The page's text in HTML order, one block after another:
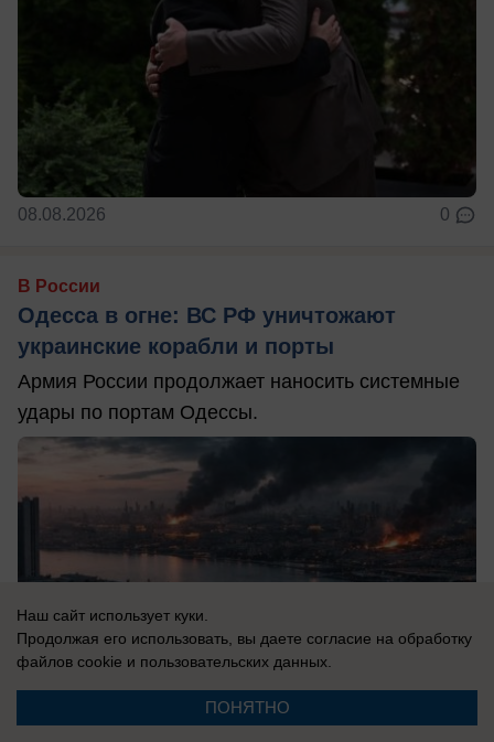
08.08.2026 0
В России
Одесса в огне: ВС РФ уничтожают
украинские корабли и порты
Армия России продолжает наносить системные
удары по портам Одессы.
Наш сайт использует куки.
Продолжая его использовать, вы даете согласие на обработку
файлов cookie и пользовательских данных.
ПОНЯТНО